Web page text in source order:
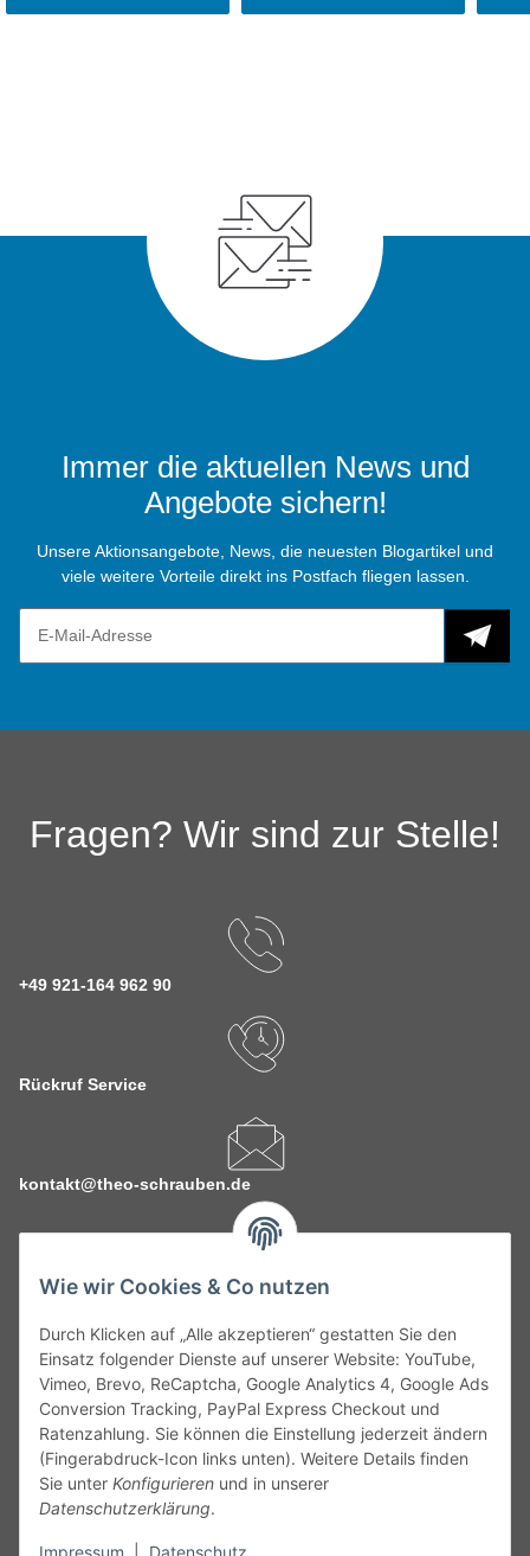
Wie wir Cookies & Co nutzen
Durch Klicken auf „Alle akzeptieren“ gestatten Sie den
Einsatz folgender Dienste auf unserer Website: YouTube,
Vimeo, Brevo, ReCaptcha, Google Analytics 4, Google Ads
Conversion Tracking, PayPal Express Checkout und
Ratenzahlung. Sie können die Einstellung jederzeit ändern
(Fingerabdruck-Icon links unten). Weitere Details finden
Sie unter Konfigurieren und in unserer
Datenschutzerklärung.
Impressum Datenschutz
Immer die aktuellen News und
Angebote sichern!
Unsere Aktionsangebote, News, die neuesten Blogartikel und
viele weitere Vorteile direkt ins Postfach fliegen lassen.
Fragen? Wir sind zur Stelle!
+49 921-164 962 90
Rückruf Service
kontakt@theo-schrauben.de
Service
Gesetzliche Informationen
Alle technischen Angaben ohne Gewähr. Irrtümer und fehlerhafte
Angaben vorbehalten. Wenn Sie Datenblätter oder spezielle